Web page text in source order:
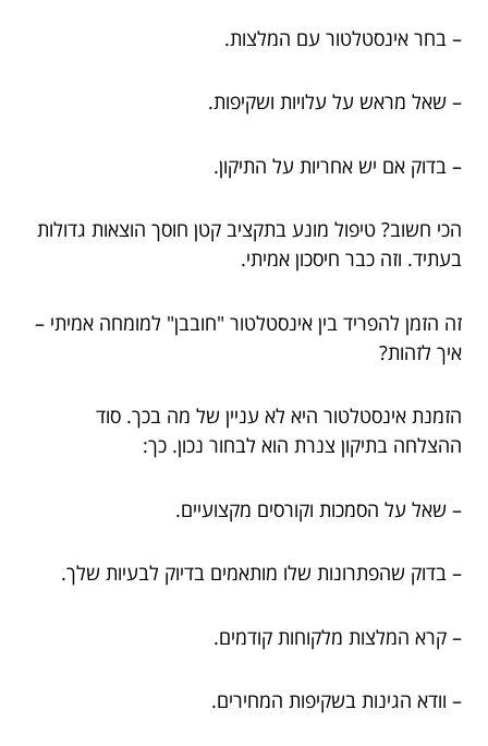
– בחר אינסטלטור עם המלצות.
– שאל מראש על עלויות ושקיפות.
– בדוק אם יש אחריות על התיקון.
הכי חשוב? טיפול מונע בתקציב קטן חוסך הוצאות גדולות
בעתיד. וזה כבר חיסכון אמיתי.
זה הזמן להפריד בין אינסטלטור "חובבן" למומחה אמיתי –
איך לזהות?
הזמנת אינסטלטור היא לא עניין של מה בכך. סוד
ההצלחה בתיקון צנרת הוא לבחור נכון. כך:
– שאל על הסמכות וקורסים מקצועיים.
– בדוק שהפתרונות שלו מותאמים בדיוק לבעיות שלך.
– קרא המלצות מלקוחות קודמים.
– וודא הגינות בשקיפות המחירים.